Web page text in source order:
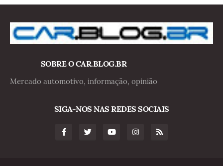
SOBRE O CAR.BLOG.BR
Mercado automotivo, informação, opinião
SIGA-NOS NAS REDES SOCIAIS